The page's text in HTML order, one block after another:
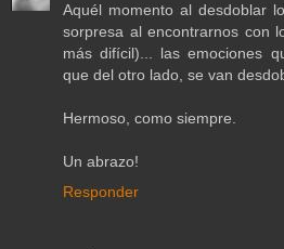
Aquél momento al desdoblar
sorpresa al encontrarnos con
más difícil)... las emociones
que del otro lado, se van
Hermoso, como siempre.
Un abrazo!
Responder